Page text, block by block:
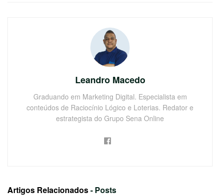
Leandro Macedo
Graduando em Marketing Digital. Especialista em
conteúdos de Raciocínio Lógico e Loterias. Redator e
estrategista do Grupo Sena Online
Artigos Relacionados- Posts